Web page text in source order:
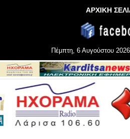
ΑΡΧΙΚΗ
Πέμπτη, 6 Αυγούστου 2026